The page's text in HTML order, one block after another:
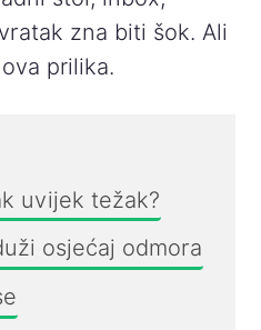
zna biti šok. Ali
prilika.
uvijek težak?
osjećaj odmora